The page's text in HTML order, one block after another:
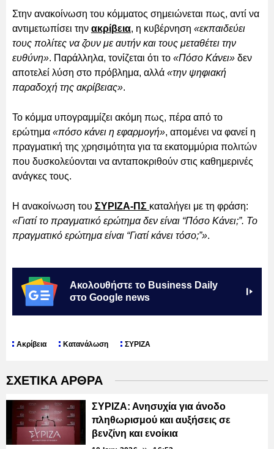
Στην ανακοίνωση του κόμματος σημειώνεται πως, αντί να
αντιμετωπίσει την ακρίβεια, η κυβέρνηση «εκπαιδεύει
τους πολίτες να ζουν με αυτήν και τους μεταθέτει την
ευθύνη». Παράλληλα, τονίζεται ότι το «Πόσο Κάνει» δεν
αποτελεί λύση στο πρόβλημα, αλλά «την ψηφιακή
παραδοχή της ακρίβειας».
Το κόμμα υπογραμμίζει ακόμη πως, πέρα από το
ερώτημα «πόσο κάνει η εφαρμογή», απομένει να φανεί η
πραγματική της χρησιμότητα για τα εκατομμύρια πολιτών
που δυσκολεύονται να ανταποκριθούν στις καθημερινές
ανάγκες τους.
Η ανακοίνωση του ΣΥΡΙΖΑ-ΠΣ καταλήγει με τη φράση:
«Γιατί το πραγματικό ερώτημα δεν είναι “Πόσο Κάνει;”. Το
πραγματικό ερώτημα είναι “Γιατί κάνει τόσο;”».
Ακολουθήστε το Business Daily
στο Google news
Ακρίβεια Κατανάλωση ΣΥΡΙΖΑ
ΣΧΕΤΙΚΑ ΑΡΘΡΑ
ΣΥΡΙΖΑ: Ανησυχία για άνοδο
πληθωρισμού και αυξήσεις σε
βενζίνη και ενοίκια